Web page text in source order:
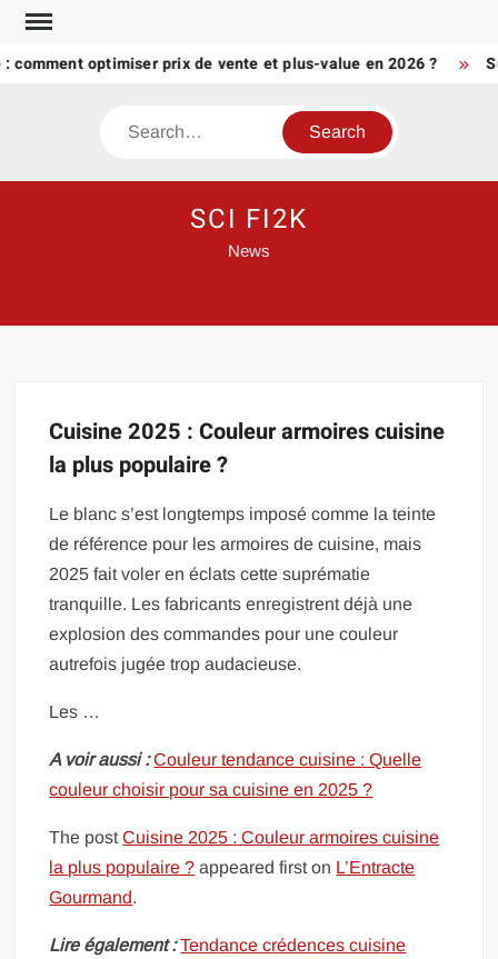
Skip
content
optimiser prix de vente et plus-value en 2026 ?
Search
SCI FI2K
News
Cuisine 2025 : Couleur armoires cuisine
la plus populaire ?
Le blanc s’est longtemps imposé comme la teinte
de référence pour les armoires de cuisine, mais
2025 fait voler en éclats cette suprématie
tranquille. Les fabricants enregistrent déjà une
explosion des commandes pour une couleur
autrefois jugée trop audacieuse.
Les …
A voir aussi : Couleur tendance cuisine : Quelle
couleur choisir pour sa cuisine en 2025 ?
The postCuisine 2025 : Couleur armoires cuisine
la plus populaire ? appeared first on L’Entracte
Gourmand.
Lire également : Tendance crédences cuisine